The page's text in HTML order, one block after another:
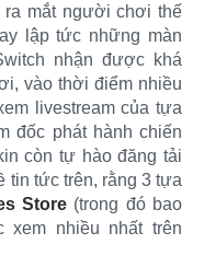
mắt người chơi thế
lập tức những màn
nhận được khá
vào thời điểm nhiều
livestream của tựa
đốc phát hành chiến
còn tự hào đăng tải
tin tức trên, rằng 3 tựa
Store (trong đó bao
xem nhiều nhất trên